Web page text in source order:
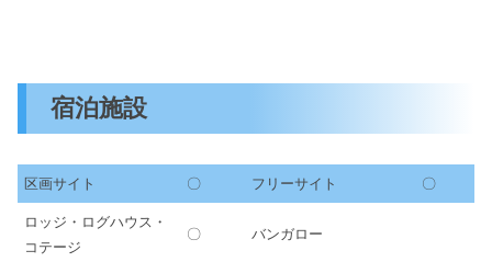
宿泊施設
区画サイト 〇 フリーサイト 〇
ロッジ・ログハウス・
コテージ
〇 バンガロー